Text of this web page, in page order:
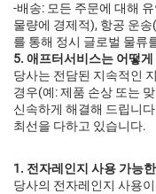
-배송: 모든 주문에 대해
물량에 경제적), 항공 운
를 통해 정시 글로벌 물류
5. 애프터서비스는 어떻게
당사는 전담된 지속적인
경우(예: 제품 손상 또는
신속하게 해결해 드립니
최선을 다하고 있습니다.
1. 전자레인지 사용 가능
당사의 전자레인지 사용